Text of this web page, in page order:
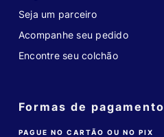
Seja um parceiro
Acompanhe seu pedido
Encontre seu colchão
Formas de pagamento
PAGUE NO CARTÃO OU NO PIX